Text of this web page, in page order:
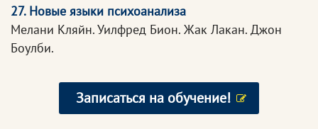
27. Новые языки психоанализа
Мелани Кляйн. Уилфред Бион. Жак Лакан. Джон
Боулби.
Записаться на обучение!